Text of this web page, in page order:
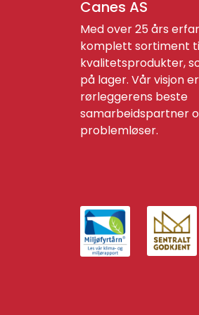
Canes AS
Med over 25 års
komplett sortiment
kvalitetsprodukter,
på lager. Vår visjon
rørleggerens beste
samarbeidspartner
problemløser.